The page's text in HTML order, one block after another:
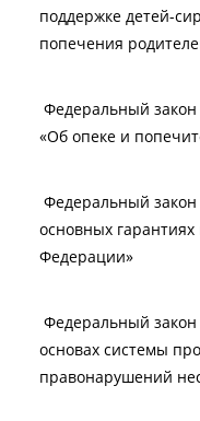
поддержке детей-
попечения
Федеральный закон
«Об опеке и
Федеральный
основных
Федерации»
Федеральный
основах системы
правонарушений